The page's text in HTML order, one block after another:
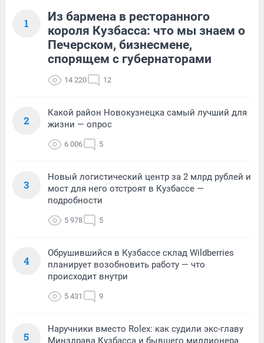
1
Из бармена в ресторанного
короля Кузбасса: что мы знаем о
Печерском, бизнесмене,
спорящем с губернаторами
14 220 12
2
Какой район Новокузнецка самый лучший для
жизни — опрос
6 006 5
3
Новый логистический центр за 2 млрд рублей и
мост для него отстроят в Кузбассе —
подробности
5 978 5
4
Обрушившийся в Кузбассе склад Wildberries
планирует возобновить работу — что
происходит внутри
5 431 9
5
Наручники вместо Rolex: как судили экс-главу
Минздрава Кузбасса и бывшего миллионера